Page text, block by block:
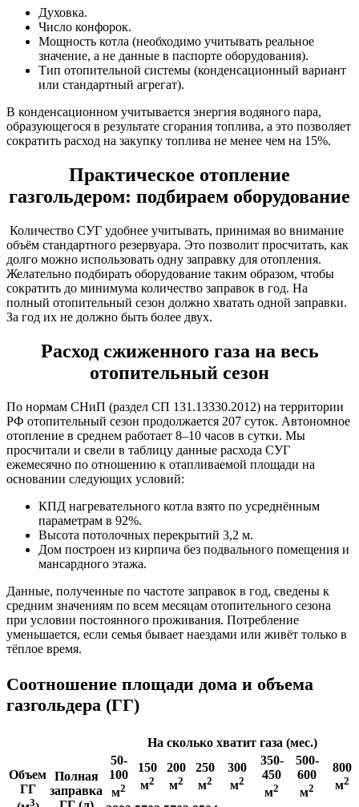
Духовка.
Число конфорок.
Мощность котла (необходимо учитывать реальное
значение, а не данные в паспорте оборудования).
Тип отопительной системы (конденсационный вариант
или стандартный агрегат).
В конденсационном учитывается энергия водяного пара,
образующегося в результате сгорания топлива, а это позволяет
сократить расход на закупку топлива не менее чем на 15%.
Практическое отопление
газгольдером: подбираем оборудование
Количество СУГ удобнее учитывать, принимая во внимание
объём стандартного резервуара. Это позволит просчитать, как
долго можно использовать одну заправку для отопления.
Желательно подбирать оборудование таким образом, чтобы
сократить до минимума количество заправок в год. На
полный отопительный сезон должно хватать одной заправки.
За год их не должно быть более двух.
Расход сжиженного газа на весь
отопительный сезон
По нормам СНиП (раздел СП 131.13330.2012) на территории
РФ отопительный сезон продолжается 207 суток. Автономное
отопление в среднем работает 8–10 часов в сутки. Мы
просчитали и свели в таблицу данные расхода СУГ
ежемесячно по отношению к отапливаемой площади на
основании следующих условий:
КПД нагревательного котла взято по усреднённым
параметрам в 92%.
Высота потолочных перекрытий 3,2 м.
Дом построен из кирпича без подвального помещения и
мансардного этажа.
Данные, полученные по частоте заправок в год, сведены к
средним значениям по всем месяцам отопительного сезона
при условии постоянного проживания. Потребление
уменьшается, если семья бывает наездами или живёт только в
тёплое время.
Соотношение площади дома и объема
газгольдера (ГГ)
Объем
ГГ
3
Полная
заправка
На сколько хватит газа (мес.)
50-
100
м2
150
м2
200
м2
250
м2
300
м2
350-
450
м2
500-
600
м2
800
м2